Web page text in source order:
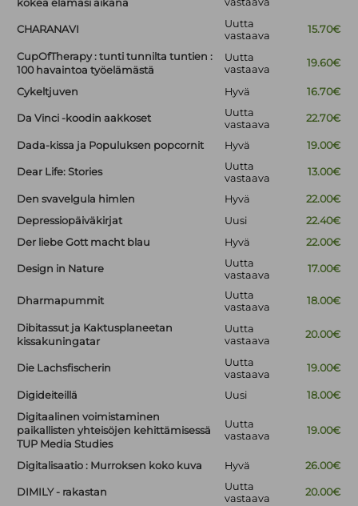
kokea elämäsi aikana
CHARANAVI
Uutta
vastaava
15.70€
CupOfTherapy : tunti tunnilta tuntien :
100 havaintoa työelämästä
Uutta
vastaava
19.60€
Cykeltjuven Hyvä 16.70€
Da Vinci -koodin aakkoset
Uutta
vastaava
22.70€
Dada-kissa ja Populuksen popcornit Hyvä 19.00€
Dear Life: Stories
Uutta
vastaava
13.00€
Den svavelgula himlen Hyvä
22.00€
Depressiopäiväkirjat
Uusi
22.40€
Der liebe Gott macht blau
Hyvä 22.00€
Design in Nature
Uutta
vastaava
17.00€
Dharmapummit
Uutta
vastaava
18.00€
Dibitassut ja Kaktusplaneetan
kissakuningatar
Uutta
vastaava
20.00€
Die Lachsfischerin
Uutta
vastaava
19.00€
Digideiteillä Uusi
18.00€
Digitaalinen voimistaminen
paikallisten yhteisöjen kehittämisessä
TUP Media Studies
Uutta
vastaava
19.00€
Digitalisaatio : Murroksen koko kuva Hyvä 26.00€
DIMILY - rakastan
Uutta
vastaava
20.00€